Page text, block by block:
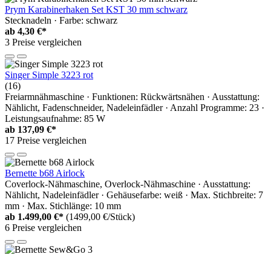
Prym Karabinerhaken Set KST 30 mm schwarz
Stecknadeln · Farbe: schwarz
ab 4,30 €*
3 Preise vergleichen
Singer Simple 3223 rot
(16)
Freiarmnähmaschine · Funktionen: Rückwärtsnähen · Ausstattung:
Nählicht, Fadenschneider, Nadeleinfädler · Anzahl Programme: 23 ·
Leistungsaufnahme: 85 W
ab 137,09 €*
17 Preise vergleichen
Bernette b68 Airlock
Coverlock-Nähmaschine, Overlock-Nähmaschine · Ausstattung:
Nählicht, Nadeleinfädler · Gehäusefarbe: weiß · Max. Stichbreite: 7
mm · Max. Stichlänge: 10 mm
ab 1.499,00 €* (1499,00 €/Stück)
6 Preise vergleichen